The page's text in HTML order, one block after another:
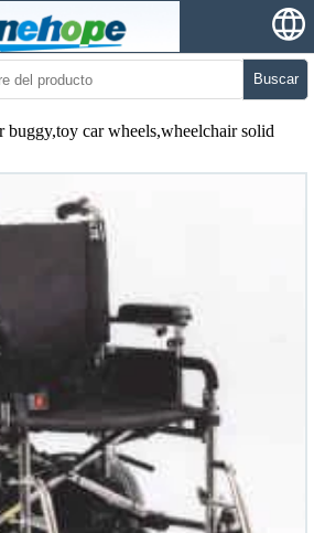
Buscar
car wheels,wheelchair solid